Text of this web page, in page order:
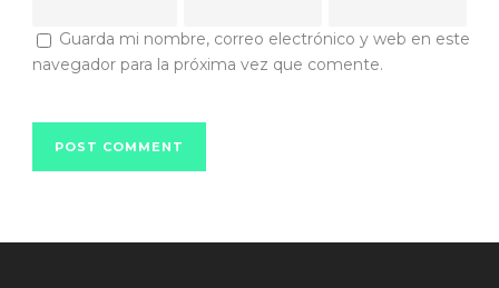
Guarda mi nombre, correo electrónico y web en este
navegador para la próxima vez que comente.